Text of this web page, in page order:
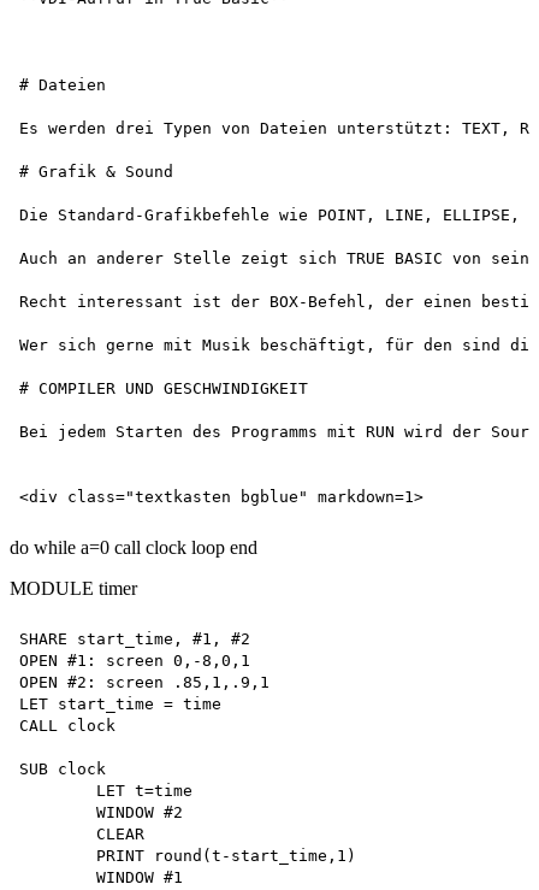
# Dateien
Es werden drei Typen von Dateien unterstützt: TEXT,
# Grafik & Sound
Die Standard-Grafikbefehle wie POINT, LINE,
Auch an anderer Stelle zeigt sich TRUE BASIC von
Recht interessant ist der BOX-Befehl, der einen
Wer sich gerne mit Musik beschäftigt, für den sind die
# COMPILER UND GESCHWINDIGKEIT
Bei jedem Starten des Programms mit RUN wird der
do while a=0 call clock loop end
MODULE timer
SHARE start_time, #1, #2
OPEN #1: screen 0,-8,0,1
OPEN #2: screen .85,1,.9,1
LET start_time = time
CALL clock
SUB clock